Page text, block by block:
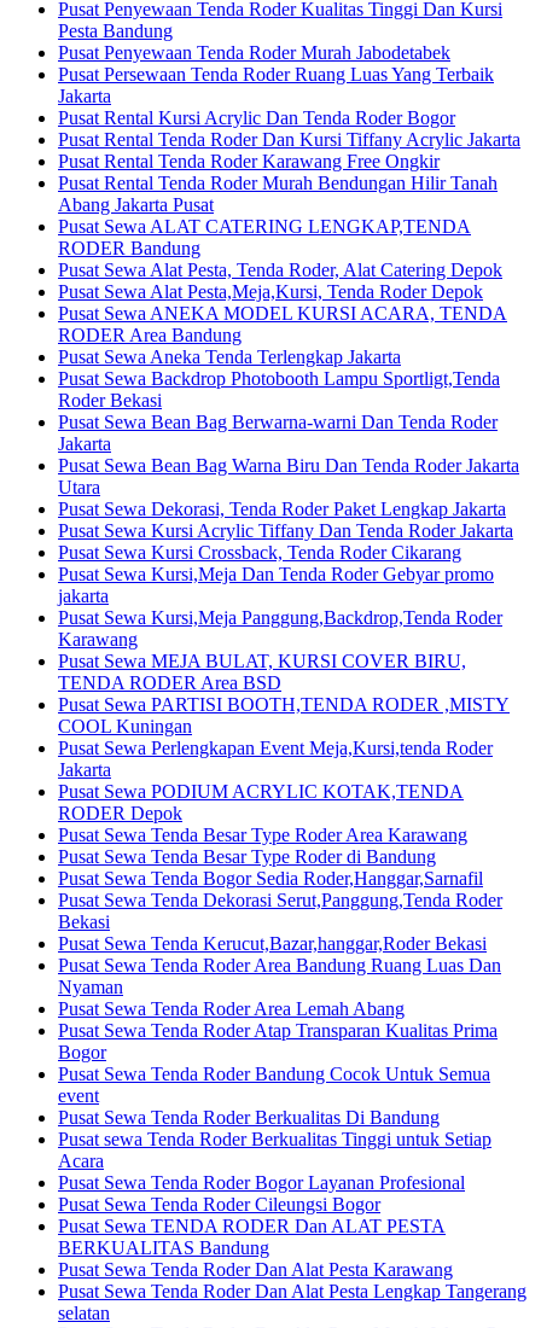
Pusat Penyewaan Tenda Roder Kualitas Tinggi Dan Kursi
Pesta Bandung
Pusat Penyewaan Tenda Roder Murah Jabodetabek
Pusat Persewaan Tenda Roder Ruang Luas Yang Terbaik
Jakarta
Pusat Rental Kursi Acrylic Dan Tenda Roder Bogor
Pusat Rental Tenda Roder Dan Kursi Tiffany Acrylic Jakarta
Pusat Rental Tenda Roder Karawang Free Ongkir
Pusat Rental Tenda Roder Murah Bendungan Hilir Tanah
Abang Jakarta Pusat
Pusat Sewa ALAT CATERING LENGKAP,TENDA
RODER Bandung
Pusat Sewa Alat Pesta, Tenda Roder, Alat Catering Depok
Pusat Sewa Alat Pesta,Meja,Kursi, Tenda Roder Depok
Pusat Sewa ANEKA MODEL KURSI ACARA, TENDA
RODER Area Bandung
Pusat Sewa Aneka Tenda Terlengkap Jakarta
Pusat Sewa Backdrop Photobooth Lampu Sportligt,Tenda
Roder Bekasi
Pusat Sewa Bean Bag Berwarna-warni Dan Tenda Roder
Jakarta
Pusat Sewa Bean Bag Warna Biru Dan Tenda Roder Jakarta
Utara
Pusat Sewa Dekorasi, Tenda Roder Paket Lengkap Jakarta
Pusat Sewa Kursi Acrylic Tiffany Dan Tenda Roder Jakarta
Pusat Sewa Kursi Crossback, Tenda Roder Cikarang
Pusat Sewa Kursi,Meja Dan Tenda Roder Gebyar promo
jakarta
Pusat Sewa Kursi,Meja Panggung,Backdrop,Tenda Roder
Karawang
Pusat Sewa MEJA BULAT, KURSI COVER BIRU,
TENDA RODER Area BSD
Pusat Sewa PARTISI BOOTH,TENDA RODER ,MISTY
COOL Kuningan
Pusat Sewa Perlengkapan Event Meja,Kursi,tenda Roder
Jakarta
Pusat Sewa PODIUM ACRYLIC KOTAK,TENDA
RODER Depok
Pusat Sewa Tenda Besar Type Roder Area Karawang
Pusat Sewa Tenda Besar Type Roder di Bandung
Pusat Sewa Tenda Bogor Sedia Roder,Hanggar,Sarnafil
Pusat Sewa Tenda Dekorasi Serut,Panggung,Tenda Roder
Bekasi
Pusat Sewa Tenda Kerucut,Bazar,hanggar,Roder Bekasi
Pusat Sewa Tenda Roder Area Bandung Ruang Luas Dan
Nyaman
Pusat Sewa Tenda Roder Area Lemah Abang
Pusat Sewa Tenda Roder Atap Transparan Kualitas Prima
Bogor
Pusat Sewa Tenda Roder Bandung Cocok Untuk Semua
event
Pusat Sewa Tenda Roder Berkualitas Di Bandung
Pusat sewa Tenda Roder Berkualitas Tinggi untuk Setiap
Acara
Pusat Sewa Tenda Roder Bogor Layanan Profesional
Pusat Sewa Tenda Roder Cileungsi Bogor
Pusat Sewa TENDA RODER Dan ALAT PESTA
BERKUALITAS Bandung
Pusat Sewa Tenda Roder Dan Alat Pesta Karawang
Pusat Sewa Tenda Roder Dan Alat Pesta Lengkap Tangerang
selatan